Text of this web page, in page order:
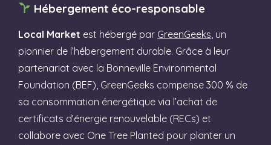
Hébergement éco-responsable
Local Market est hébergé par GreenGeeks , un
pionnier de l’hébergement durable. Grâce à leur
partenariat avec la Bonneville Environmental
Foundation (BEF), GreenGeeks compense 300 % de
sa consommation énergétique via l’achat de
certificats d’énergie renouvelable (RECs) et
collabore avec One Tree Planted pour planter un